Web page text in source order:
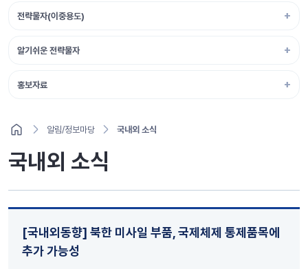
전략물자(이중용도)
알기쉬운 전략물자
홍보자료
알림/정보마당 국내외 소식
국내외 소식
[국내외동향] 북한 미사일 부품, 국제체제 통제품목에
추가 가능성